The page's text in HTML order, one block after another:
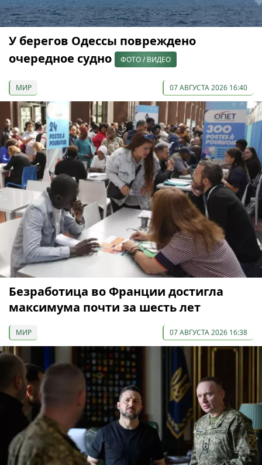
У берегов Одессы повреждено
очередное судно
ФОТО / ВИДЕО
МИР 07 АВГУСТА 2026 16:40
Безработица во Франции достигла
максимума почти за шесть лет
МИР 07 АВГУСТА 2026 16:38